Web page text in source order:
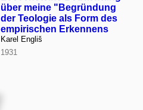
über meine "Begründung
der Teologie als Form des
empirischen Erkennens
Karel Engliš
1931